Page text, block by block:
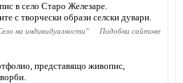
в село Старо Железаре.
с творчески образи селски дувари.
на индивидуалности" Подобни сайтове
представящо живопис,